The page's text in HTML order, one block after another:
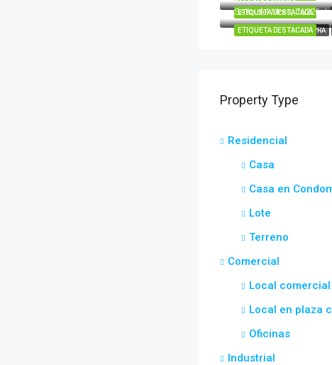
ETIQUETA DESTACADA
COMPRA
ETIQUETA DESTACADA
Salto del Moro, 76226
Property Type
Residencial
Casa
Casa en
Lote
Terreno
Comercial
Local comercial
Local en plaza
Oficinas
Industrial